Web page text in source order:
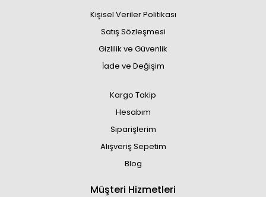
Kişisel Veriler Politikası
Satış Sözleşmesi
Gizlilik ve Güvenlik
İade ve Değişim
Kargo Takip
Hesabım
Siparişlerim
Alışveriş Sepetim
Blog
Müşteri Hizmetleri